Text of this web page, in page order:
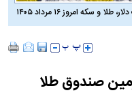
طلا و سکه امروز ۱۶ مرداد ۱۴۰۵
صندوق طلا